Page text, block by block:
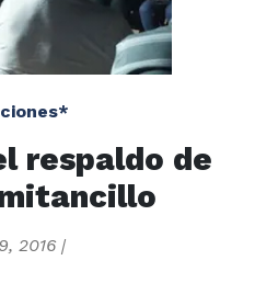
respaldo de
2016 |